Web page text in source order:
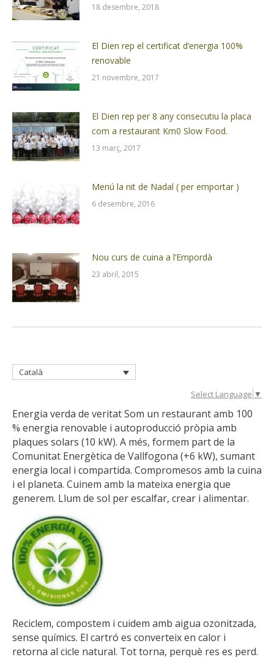
18 desembre, 2018
El Dien rep el certificat d’energia 100%
renovable
21 novembre, 2017
El Dien rep per 8 any consecutiu la placa
com a restaurant Km0 Slow Food.
13 març, 2017
Menú la nit de Nadal ( per emportar )
6 desembre, 2016
Nou curs de cuina a l’Empordà
23 abril, 2015
Català
Select Language ▼
Energia verda de veritat Som un restaurant amb 100
% energia renovable i autoproducció pròpia amb
plaques solars (10 kW). A més, formem part de la
Comunitat Energètica de Vallfogona (+6 kW), sumant
energia local i compartida. Compromesos amb la cuina
i el planeta. Cuinem amb la mateixa energia que
generem. Llum de sol per escalfar, crear i alimentar.
Reciclem, compostem i cuidem amb aigua ozonitzada,
sense químics. El cartró es converteix en calor i
retorna al cicle natural. Tot torna, perquè res es perd.